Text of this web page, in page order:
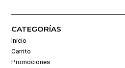
CATEGORÍAS
Inicio
Carrito
Promociones